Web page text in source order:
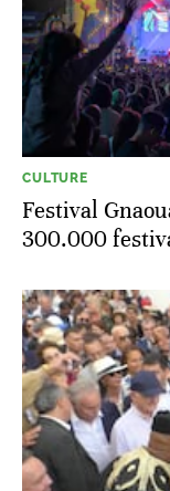
CULTURE
Festival
300.000